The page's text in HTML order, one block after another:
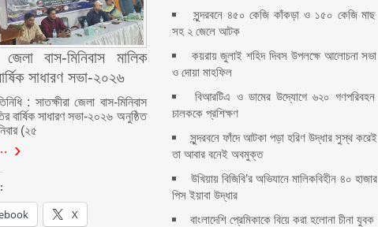
জেলা বাস-মিনিবাস মালিক
সাধারণ সভা-২০২৬
: সাতক্ষীরা জেলা বাস-মিনিবাস
বার্ষিক সাধারণ সভা-২০২৬ অনুষ্ঠিত
(২৫
X
সুন্দরবনে ৪৫০ কেজি কাঁকড়া ও ১৫০ কেজি মাছ
সহ ২ জেলে আটক
কয়রায় জুলাই শহিদ দিবস উপলক্ষে আলোচনা সভা
ও দোয়া মাহফিল
বিআরটিএ ও ডামের উদ্যোগে ৬২০ গণপরিবহন
চালককে প্রশিক্ষণ
সুন্দরবনে ফাঁদে আটকা পড়া হরিণ উদ্ধার সুস্থ করেই
তা আবার বনেই অবমুক্ত
উখিয়ায় বিজিবি’র অভিযানে মালিকবিহীন ৪০ হাজার
পিস ইয়াবা উদ্ধার
বাংলাদেশি প্রেমিকাকে বিয়ে করা হলোনা চীনা যুবক